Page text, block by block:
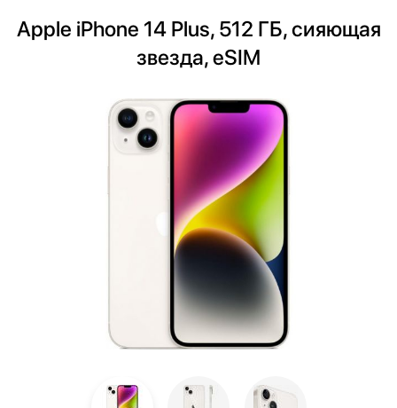
Apple iPhone 14 Plus, 512 ГБ, сияющая
звезда, eSIM